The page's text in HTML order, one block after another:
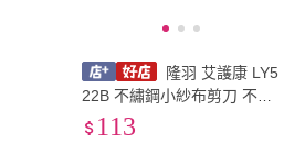
隆羽 艾護康 LY5
22B 不繡鋼小紗布剪刀 不繡
鋼剪刀 紗布剪刀 外科剪刀
113